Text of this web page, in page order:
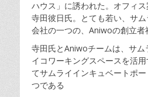
ハウス」に誘われた。オフィス
寺田彼日氏。とても若い、サ
会社の一つの、Aniwoの創立者
寺田氏とAniwoチームは、サム
イコワーキングスペースを活
てサムライインキュベートポ
つである